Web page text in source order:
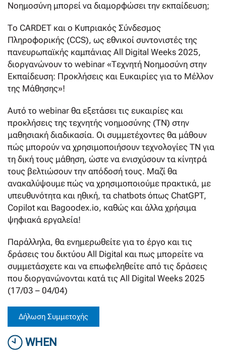
Νοημοσύνη μπορεί να διαμορφώσει την εκπαίδευση;
Το CARDET και ο Κυπριακός Σύνδεσμος
Πληροφορικής (CCS), ως εθνικοί συντονιστές της
πανευρωπαϊκής καμπάνιας All Digital Weeks 2025,
διοργανώνουν το webinar «Τεχνητή Νοημοσύνη στην
Εκπαίδευση: Προκλήσεις και Ευκαιρίες για το Μέλλον
της Μάθησης»!
Αυτό το webinar θα εξετάσει τις ευκαιρίες και
προκλήσεις της τεχνητής νοημοσύνης (ΤΝ) στην
μαθησιακή διαδικασία. Οι συμμετέχοντες θα μάθουν
πώς μπορούν να χρησιμοποιήσουν τεχνολογίες ΤΝ για
τη δική τους μάθηση, ώστε να ενισχύσουν τα κίνητρά
τους βελτιώσουν την απόδοσή τους. Μαζί θα
ανακαλύψουμε πώς να χρησιμοποιούμε πρακτικά, με
υπευθυνότητα και ηθική, τα chatbots όπως ChatGPT,
Copilot και Bagoodex.io, καθώς και άλλα χρήσιμα
ψηφιακά εργαλεία!
Παράλληλα, θα ενημερωθείτε για το έργο και τις
δράσεις του δικτύου All Digital και πως μπορείτε να
συμμετάσχετε και να επωφεληθείτε από τις δράσεις
που διοργανώνονται κατά τις All Digital Weeks 2025
(17/03 – 04/04)
Δήλωση Συμμετοχής
WHEN